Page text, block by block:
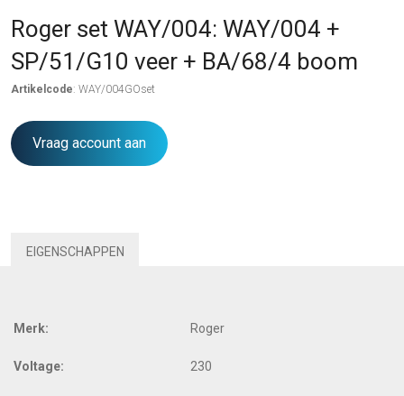
Roger set WAY/004: WAY/004 +
SP/51/G10 veer + BA/68/4 boom
Artikelcode: WAY/004GOset
Vraag account aan
EIGENSCHAPPEN
Merk: Roger
Voltage: 230